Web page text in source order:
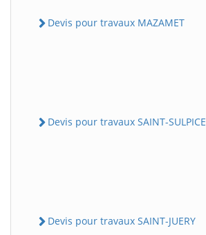
Devis pour travaux MAZAMET
Devis pour travaux SAINT-SULPICE
Devis pour travaux SAINT-JUERY